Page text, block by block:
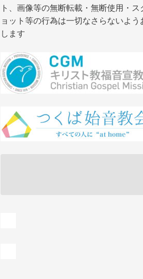
ト、画像等の無断転載・無断使用・ス
ョット等の行為は一切なさらないよう
します